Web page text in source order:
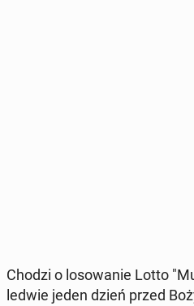
Chodzi o lo­so­wa­nie Lotto
le­d­wie jeden dzień przed